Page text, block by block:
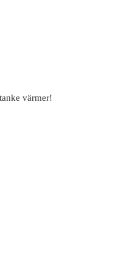
värmer!